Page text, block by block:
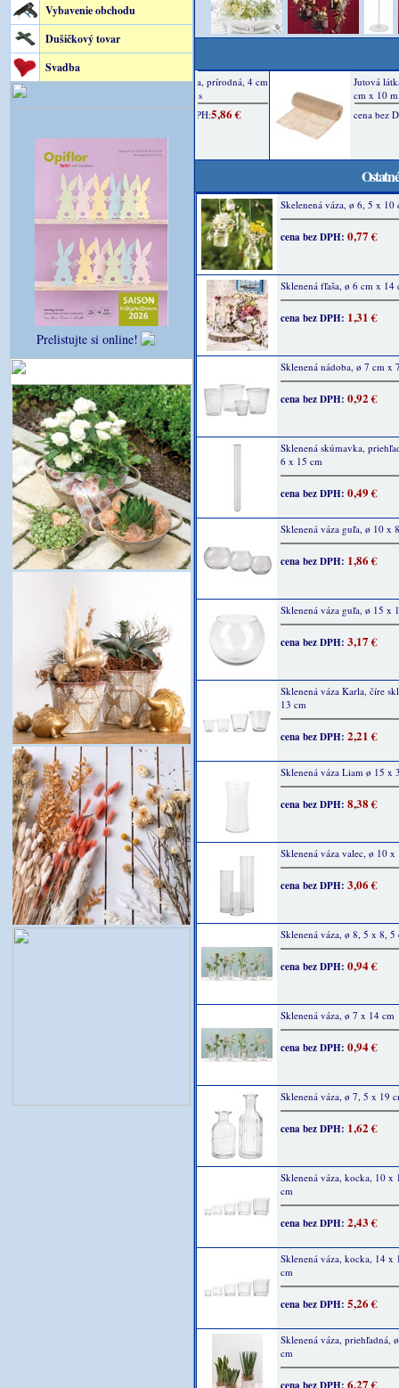
Vybavenie obchodu
Dušičkový tovar
Svadba
Prelistujte si online!
Skelenená váza, ø 6, 5 x 10
cena bez DPH: 0,77 €
Sklenená fľaša, ø 6 cm x 14
cena bez DPH: 1,31 €
Sklenená nádoba, ø 7 cm x
cena bez DPH: 0,92 €
Sklenená skúmavka,
6 x 15 cm
cena bez DPH: 0,49 €
Sklenená váza guľa, ø 10 x
cena bez DPH: 1,86 €
Sklenená váza guľa, ø 15 x
cena bez DPH: 3,17 €
Sklenená váza Karla, číre
13 cm
cena bez DPH: 2,21 €
Sklenená váza Liam ø 15 x
cena bez DPH: 8,38 €
Sklenená váza valec, ø 10 x
cena bez DPH: 3,06 €
Sklenená váza, ø 8, 5 x 8, 5
cena bez DPH: 0,94 €
Sklenená váza, ø 7 x 14 cm
cena bez DPH: 0,94 €
Sklenená váza, ø 7, 5 x 19
cena bez DPH: 1,62 €
Sklenená váza, kocka, 10 x
cm
cena bez DPH: 2,43 €
Sklenená váza, kocka, 14 x
cm
cena bez DPH: 5,26 €
Sklenená váza, priehľadná,
cm
6,27 €